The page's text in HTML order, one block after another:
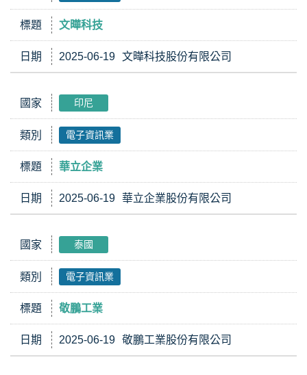
標題 文曄科技
日期 2025-06-19 文曄科技股份有限公司
國家 印尼
類別 電子資訊業
標題 華立企業
日期 2025-06-19 華立企業股份有限公司
國家 泰國
類別 電子資訊業
標題 敬鵬工業
日期 2025-06-19 敬鵬工業股份有限公司